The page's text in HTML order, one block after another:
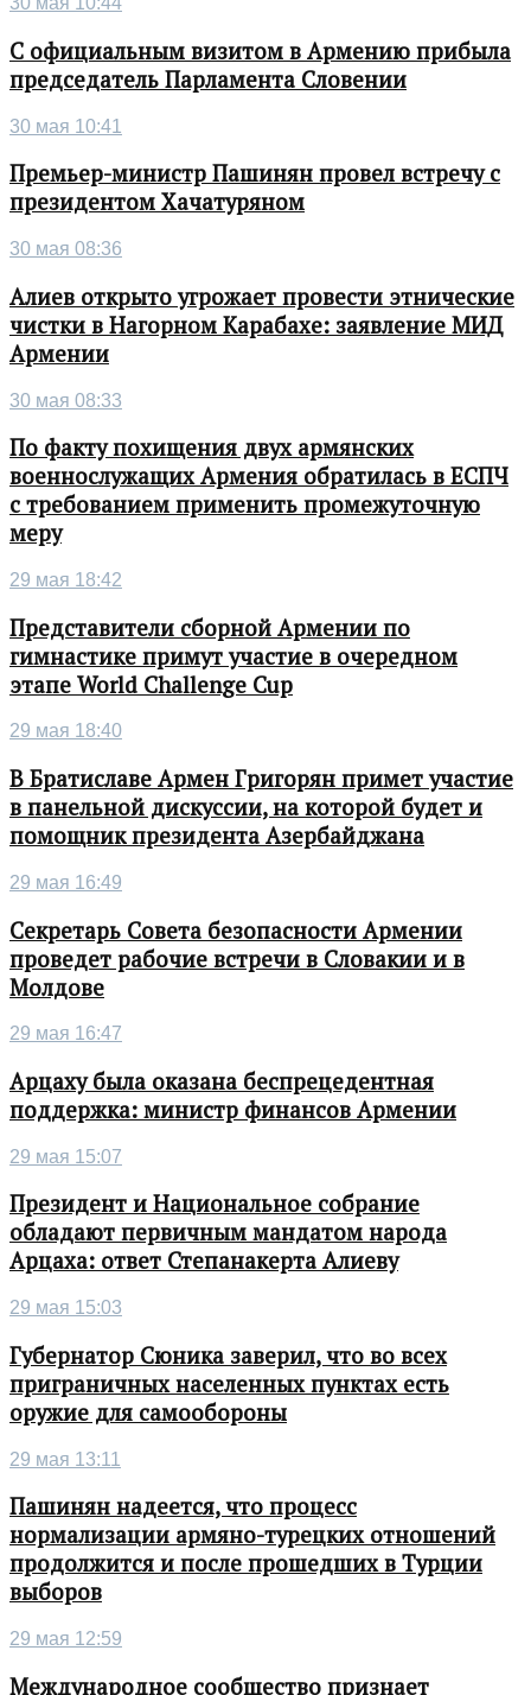
С официальным визитом в Армению прибыла
председатель Парламента Словении
30 мая 10:41
Премьер-министр Пашинян провел встречу с
президентом Хачатуряном
30 мая 08:36
Алиев открыто угрожает провести этнические
чистки в Нагорном Карабахе: заявление МИД
Армении
30 мая 08:33
По факту похищения двух армянских
военнослужащих Армения обратилась в ЕСПЧ
с требованием применить промежуточную
меру
29 мая 18:42
Представители сборной Армении по
гимнастике примут участие в очередном
этапе World Challenge Cup
29 мая 18:40
В Братиславе Армен Григорян примет участие
в панельной дискуссии, на которой будет и
помощник президента Азербайджана
29 мая 16:49
Секретарь Совета безопасности Армении
проведет рабочие встречи в Словакии и в
Молдове
29 мая 16:47
Арцаху была оказана беспрецедентная
поддержка: министр финансов Армении
29 мая 15:07
Президент и Национальное собрание
обладают первичным мандатом народа
Арцаха: ответ Степанакерта Алиеву
29 мая 15:03
Губернатор Сюника заверил, что во всех
приграничных населенных пунктах есть
оружие для самообороны
29 мая 13:11
Пашинян надеется, что процесс
нормализации армяно-турецких отношений
продолжится и после прошедших в Турции
выборов
29 мая 12:59
Международное сообщество признает